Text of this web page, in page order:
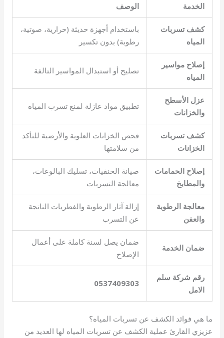
الخدمة الوصف
كشف تسربات
المياه
باستخدام أجهزة حديثة (حرارية، صوتية،
رطوبة) بدون تكسير
إصلاح مواسير
المياه
تصليح أو استبدال المواسير التالفة
عزل الأسطح
والخزانات
تطبيق مواد عازلة لمنع تسرب المياه
كشف تسربات
الخزانات
فحص الخزانات العلوية والأرضية للتأكد
من سلامتها
إصلاح الحمامات
والمطابخ
صيانة الحنفيات، تسليك البالوعات،
معالجة التسربات
معالجة الرطوبة
والعفن
إزالة آثار الرطوبة والفطريات الناتجة
عن التسرب
ضمان الخدمة
ضمان يصل لسنة كاملة على أعمال
الإصلاح
رقم شركة سلم
الامل
0537409303
ما هي فوائد الكشف عن تسربات المياه؟
عزيزي القارئ عملية الكشف عن تسربات المياه لها العديد من